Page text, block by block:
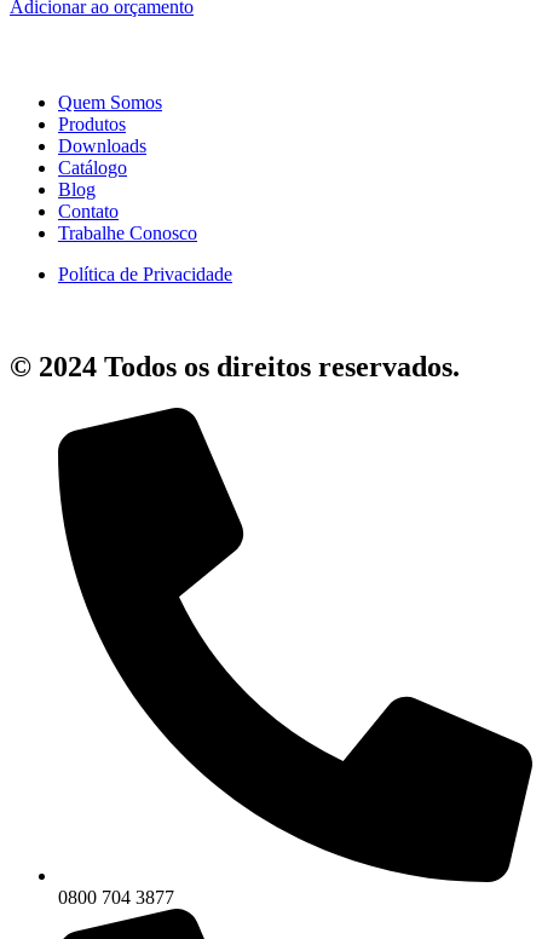
Adicionar ao orçamento
Quem Somos
Produtos
Downloads
Catálogo
Blog
Contato
Trabalhe Conosco
Política de Privacidade
© 2024 Todos os direitos reservados.
0800 704 3877